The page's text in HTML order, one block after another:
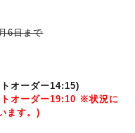
6日まで
オーダー14:15)
オーダー19:10 ※状況に
ます。)